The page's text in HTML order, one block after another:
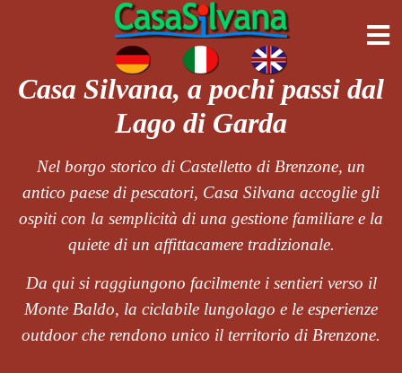
Seleziona la tua lingua
Casa Silvana, a pochi passi dal
Lago di Garda
Nel borgo storico di Castelletto di Brenzone, un
antico paese di pescatori, Casa Silvana accoglie gli
ospiti con la semplicità di una gestione familiare e la
quiete di un affittacamere tradizionale.
Da qui si raggiungono facilmente i sentieri verso il
Monte Baldo, la ciclabile lungolago e le esperienze
outdoor che rendono unico il territorio di Brenzone.